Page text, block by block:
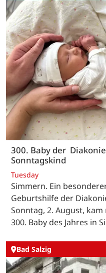
300. Baby der
Sonntagskind
Tuesday
Simmern. Ein
Geburtshilfe der
Sonntag, 2. August,
300. Baby des Jahres in
Bad Salzig